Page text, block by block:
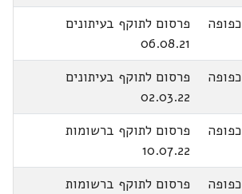
כפופה
פרסום לתוקף בעיתונים
06.08.21
כפופה
פרסום לתוקף בעיתונים
02.03.22
כפופה
פרסום לתוקף ברשומות
10.07.22
כפופה
פרסום לתוקף ברשומות